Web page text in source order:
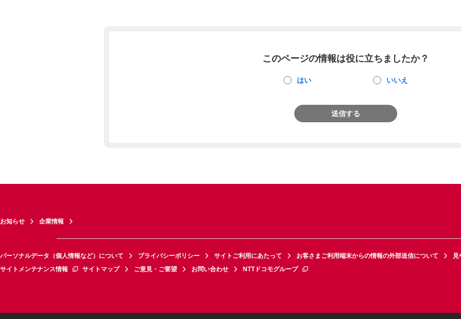
このページの情報は役に立ちましたか？
はい いいえ
送信する
お知らせ 企業情報
パーソナルデータ（個人情報など）について プライバシーポリシー サイトご利用にあたって お客さまご利用端末からの情報の外部送信について
見
サイトメンテナンス情報
サイトマップ ご意見・ご要望 お問い合わせ NTTドコモグループ